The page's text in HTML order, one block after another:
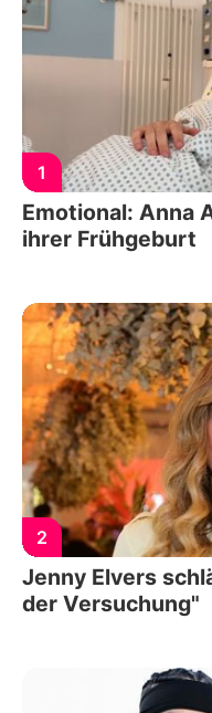
1
Emotional: Anna
ihrer Frühgeburt
2
Jenny Elvers
der Versuchung"